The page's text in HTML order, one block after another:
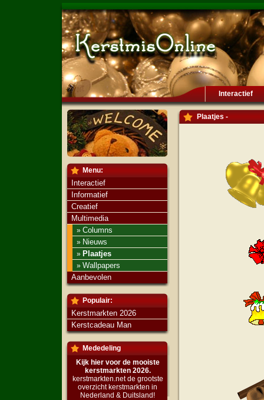
Interactief
Menu:
Interactief
Informatief
Creatief
Multimedia
» Columns
» Nieuws
» Plaatjes
» Wallpapers
Aanbevolen
Populair:
Kerstmarkten 2026
Kerstcadeau Man
Mededeling
Kijk hier voor de mooiste
kerstmarkten 2026.
kerstmarkten.net de grootste
overzicht kerstmarkten in
Nederland & Duitsland!
Plaatjes -